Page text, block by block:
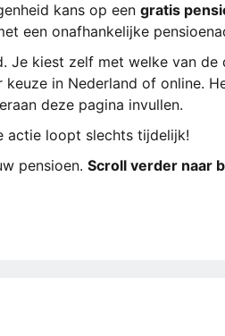
kans op een gratis
een onafhankelijke
Je kiest zelf met welke van de
in Nederland of online.
deze pagina invullen.
actie loopt slechts tijdelijk!
pensioen. Scroll verder naar